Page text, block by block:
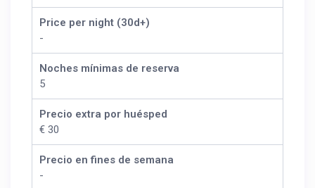
Price per night (30d+)
-
Noches mínimas de reserva
5
Precio extra por huésped
€ 30
Precio en fines de semana
-